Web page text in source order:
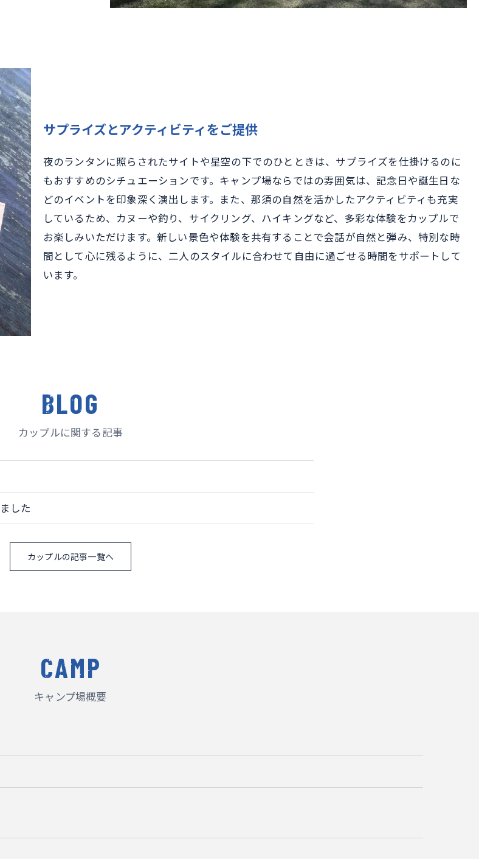
サプライズとアクティビティをご提供
夜のランタンに照らされたサイトや星空の下でのひとときは、サプライズを仕掛けるのに
もおすすめのシチュエーションです。キャンプ場ならではの雰囲気は、記念日や誕生日な
どのイベントを印象深く演出します。また、那須の自然を活かしたアクティビティも充実
しているため、カヌーや釣り、サイクリング、ハイキングなど、多彩な体験をカップルで
お楽しみいただけます。新しい景色や体験を共有することで会話が自然と弾み、特別な時
間として心に残るように、二人のスタイルに合わせて自由に過ごせる時間をサポートして
います。
BLOG
カップルに関する記事
した
カップルの記事一覧へ
CAMP
キャンプ場概要